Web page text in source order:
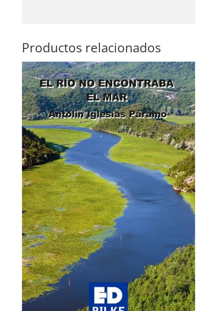
Productos relacionados